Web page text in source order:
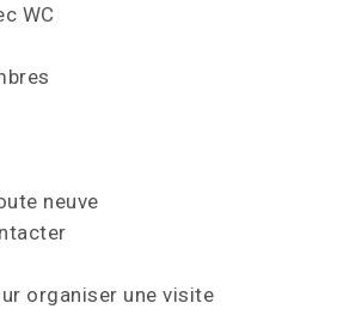
WC
neuve
organiser une visite